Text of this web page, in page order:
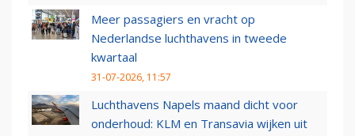
Meer passagiers en vracht op
Nederlandse luchthavens in tweede
kwartaal
31-07-2026, 11:57
Luchthavens Napels maand dicht voor
onderhoud: KLM en Transavia wijken uit